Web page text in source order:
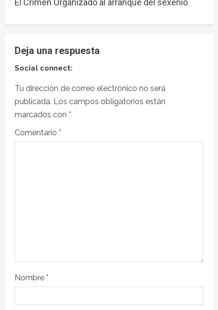
El Crimen Organizado al arranque del sexenio
Deja una respuesta
Social connect:
Tu dirección de correo electrónico no será
publicada. Los campos obligatorios están
marcados con *
Comentario *
Nombre *